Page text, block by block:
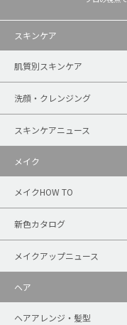
スキンケア
肌質別スキンケア
洗顔・クレンジング
スキンケアニュース
メイク
メイクHOW TO
新色カタログ
メイクアップニュース
ヘア
ヘアアレンジ・髪型